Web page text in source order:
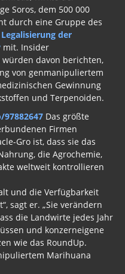
Soros, dem 500 000
durch eine Gruppe des
Legalisierung der
mit. Insider
davon berichten,
von genmanipuliertem
Gewinnung
und Terpenoiden.
Das größte
Firmen
Gro ist, dass sie das
die Agrochemie,
weltweit kontrollieren
und die Verfügbarkeit
sagt er. „Sie verändern
die Landwirte jedes Jahr
und konzerneigene
wie das RoundUp.
Marihuana